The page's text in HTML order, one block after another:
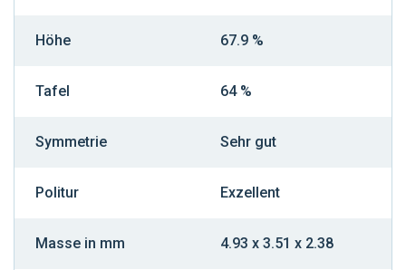
Höhe 67.9 %
Tafel 64 %
Symmetrie Sehr gut
Politur Exzellent
Masse in mm 4.93 x 3.51 x 2.38